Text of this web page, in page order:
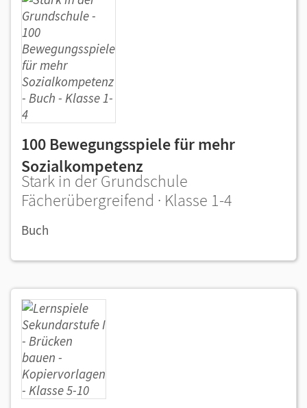
100 Bewegungsspiele für mehr
Sozialkompetenz
Stark in der Grundschule
Fächerübergreifend · Klasse 1-4
Buch